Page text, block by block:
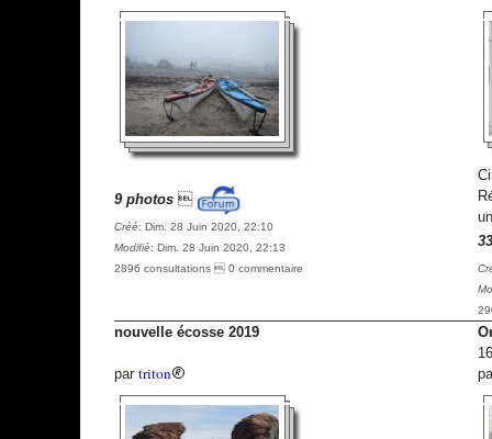
9 photos
Créé: Dim. 28 Juin 2020, 22:10
Modifié: Dim. 28 Juin 2020, 22:13
2896 consultations  0 commentaire
nouvelle écosse 2019
par triton